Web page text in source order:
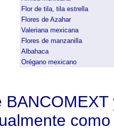
Flor de tila, tila estrella
Flores de Azahar
Valeriana mexicana
Flores de manzanilla
Albahaca
Orégano mexicano